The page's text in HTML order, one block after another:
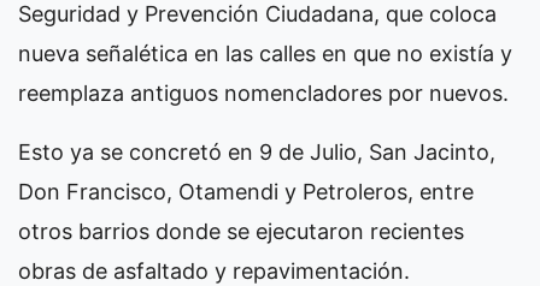
Seguridad y Prevención Ciudadana, que coloca
nueva señalética en las calles en que no existía y
reemplaza antiguos nomencladores por nuevos.
Esto ya se concretó en 9 de Julio, San Jacinto,
Don Francisco, Otamendi y Petroleros, entre
otros barrios donde se ejecutaron recientes
obras de asfaltado y repavimentación.